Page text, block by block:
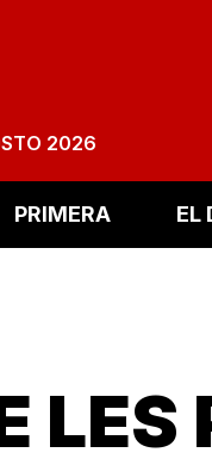
2026
PRIMERA EL